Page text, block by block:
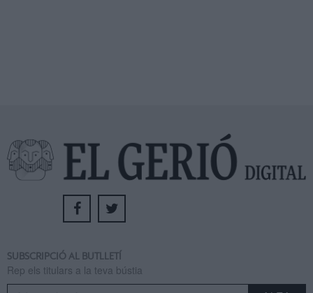
SUBSCRIPCIÓ AL BUTLLETÍ
Rep els titulars a la teva bústia